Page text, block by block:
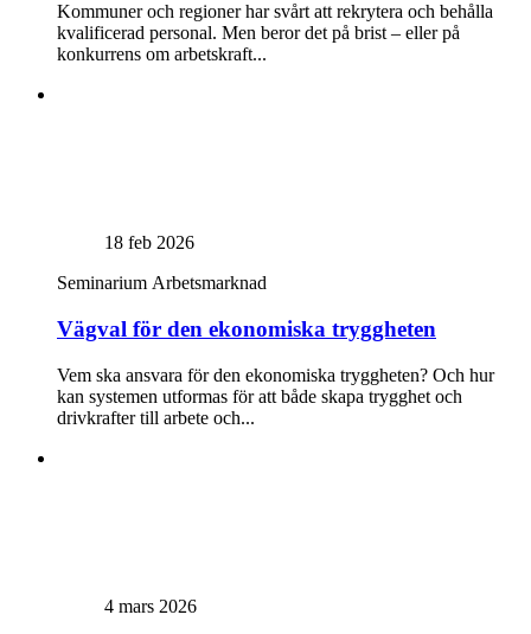
Kommuner och regioner har svårt att rekrytera och behålla
kvalificerad personal. Men beror det på brist – eller på
konkurrens om arbetskraft...
18 feb 2026
Seminarium Arbetsmarknad
Vägval för den ekonomiska tryggheten
Vem ska ansvara för den ekonomiska tryggheten? Och hur
kan systemen utformas för att både skapa trygghet och
drivkrafter till arbete och...
4 mars 2026